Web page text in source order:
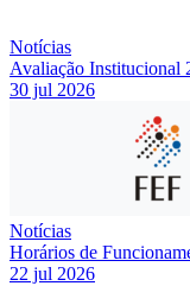
Notícias
Avaliação Institucional
30 jul 2026
Notícias
Horários de
22 jul 2026